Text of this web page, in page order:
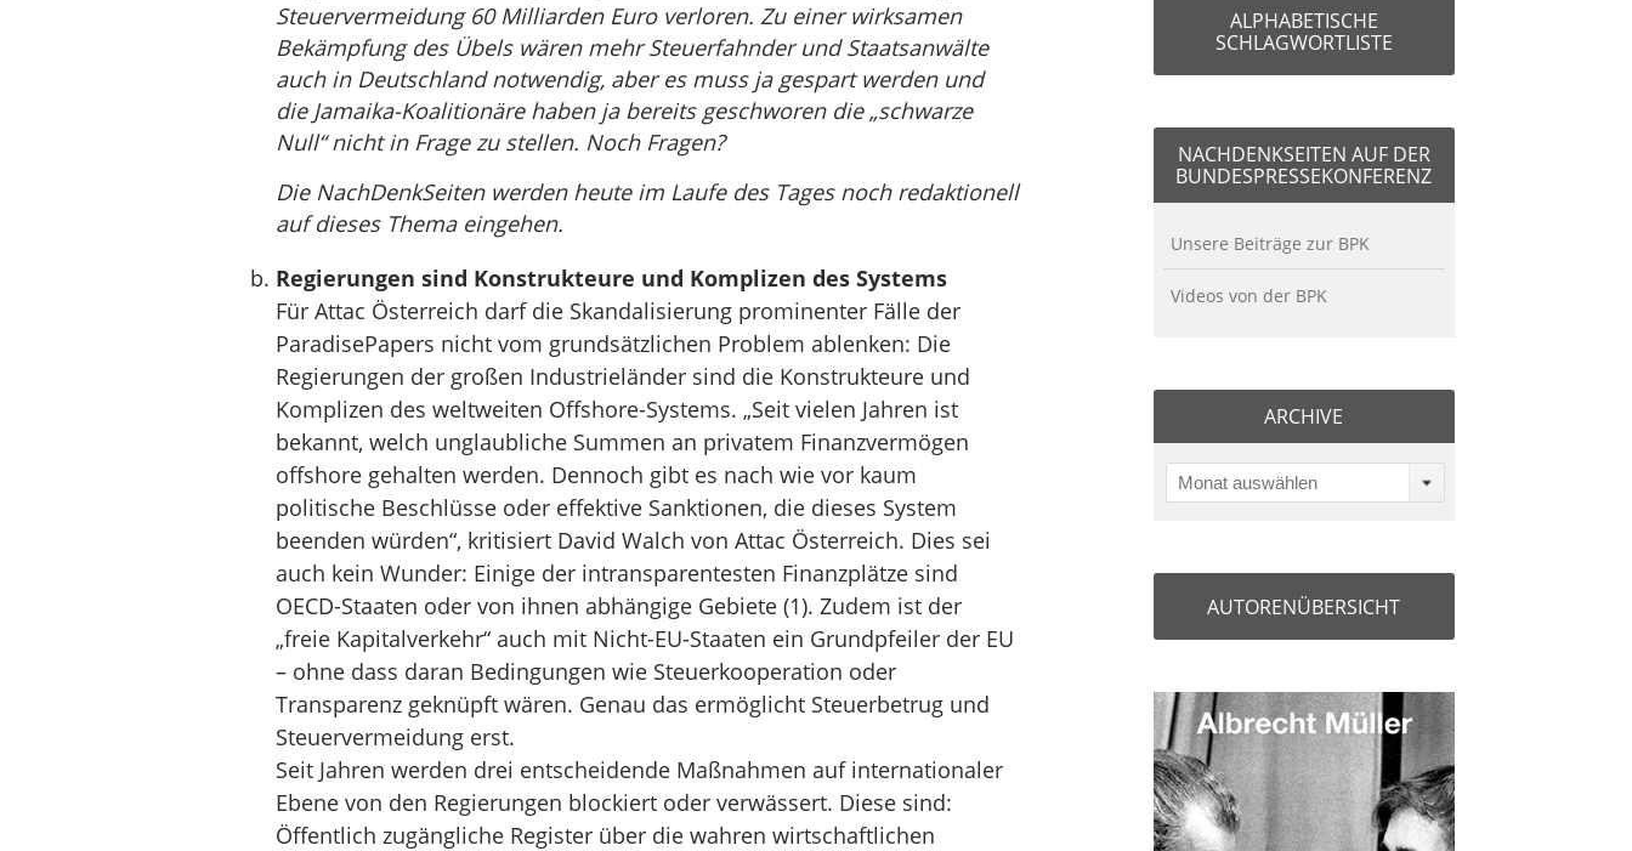
Steuervermeidung 60 Milliarden Euro verloren. Zu einer wirksamen
Bekämpfung des Übels wären mehr Steuerfahnder und Staatsanwälte
auch in Deutschland notwendig, aber es muss ja gespart werden und
die Jamaika-Koalitionäre haben ja bereits geschworen die „schwarze
Null“ nicht in Frage zu stellen. Noch Fragen?
Die NachDenkSeiten werden heute im Laufe des Tages noch redaktionell
auf dieses Thema eingehen.
Regierungen sind Konstrukteure und Komplizen des Systems
Für Attac Österreich darf die Skandalisierung prominenter Fälle der
ParadisePapers nicht vom grundsätzlichen Problem ablenken: Die
Regierungen der großen Industrieländer sind die Konstrukteure und
Komplizen des weltweiten Offshore-Systems. „Seit vielen Jahren ist
bekannt, welch unglaubliche Summen an privatem Finanzvermögen
offshore gehalten werden. Dennoch gibt es nach wie vor kaum
politische Beschlüsse oder effektive Sanktionen, die dieses System
beenden würden“, kritisiert David Walch von Attac Österreich. Dies sei
auch kein Wunder: Einige der intransparentesten Finanzplätze sind
OECD-Staaten oder von ihnen abhängige Gebiete (1). Zudem ist der
„freie Kapitalverkehr“ auch mit Nicht-EU-Staaten ein Grundpfeiler der EU
– ohne dass daran Bedingungen wie Steuerkooperation oder
Transparenz geknüpft wären. Genau das ermöglicht Steuerbetrug und
Steuervermeidung erst.
Seit Jahren werden drei entscheidende Maßnahmen auf internationaler
Ebene von den Regierungen blockiert oder verwässert. Diese sind:
Öffentlich zugängliche Register über die wahren wirtschaftlichen
ALPHABETISCHE
SCHLAGWORTLISTE
NACHDENKSEITEN AUF DER
BUNDESPRESSEKONFERENZ
Unsere Beiträge zur BPK
Videos von der BPK
ARCHIVE
Monat auswählen
AUTORENÜBERSICHT